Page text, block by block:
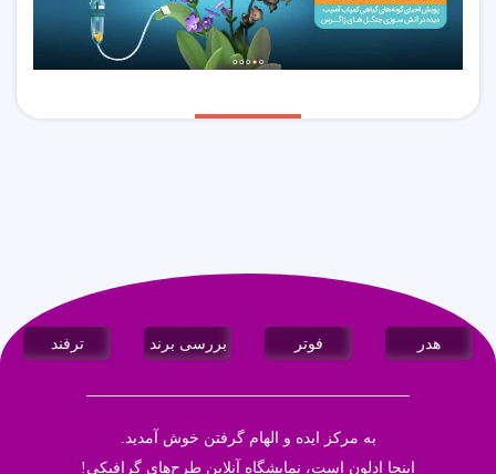
هدر فوتر بررسی برند ترفند
به مرکز ایده و الهام گرفتن خوش آمدید.
اینجا ادلون است، نمایشگاه آنلاین طرح‌های گرافیکی!